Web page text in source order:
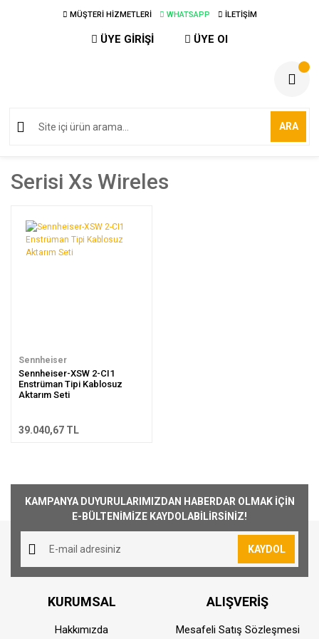
MÜŞTERİ HİZMETLERİ WHATSAPP İLETİŞİM
ÜYE GİRİŞİ ÜYE Ol
ARA
Serisi Xs Wireles
Sennheiser
Sennheiser-XSW 2-CI1
Enstrüman Tipi Kablosuz
Aktarım Seti
39.040,67 TL
KAMPANYA DUYURULARIMIZDAN HABERDAR OLMAK İÇİN
E-BÜLTENİMİZE KAYDOLABİLİRSİNİZ!
KAYDOL
KURUMSAL
Hakkımızda
ALIŞVERİŞ
Mesafeli Satış Sözleşmesi